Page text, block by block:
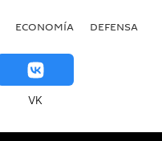
ECONOMÍA DEFENSA
VK